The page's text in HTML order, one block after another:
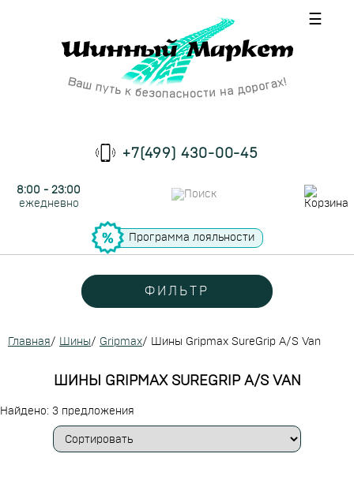
☰
+7(499) 430-00-45
8:00 - 23:00
ежедневно
Программа лояльности
ФИЛЬТР
Главная/ Шины/ Gripmax/ Шины Gripmax SureGrip A/S Van
ШИНЫ GRIPMAX SUREGRIP A/S VAN
Найдено: 3 предложения